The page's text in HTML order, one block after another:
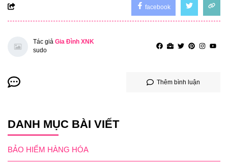
facebook
Tác giả Gia Đình XNK
sudo
Thêm bình luận
DANH MỤC BÀI VIẾT
BẢO HIỂM HÀNG HÓA